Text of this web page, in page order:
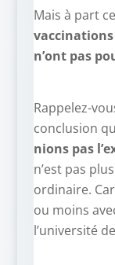
Mais à part
n’ont pas
Rappelez-
conclusion
nions pas
n’est pas
ordinaire.
ou moins
l’université